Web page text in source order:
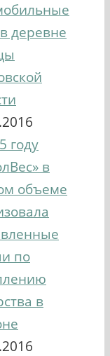
деревне
году
в
объеме
по
в